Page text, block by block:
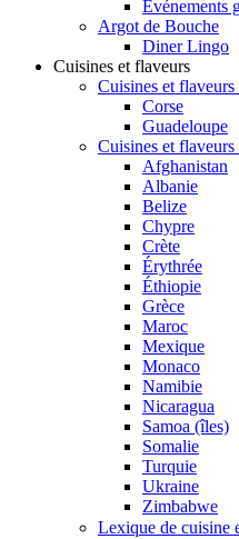
Evénements
Argot de Bouche
Diner Lingo
Cuisines et flaveurs
Cuisines et flaveurs
Corse
Guadeloupe
Cuisines et
Afghanistan
Albanie
Belize
Chypre
Crète
Érythrée
Éthiopie
Grèce
Maroc
Mexique
Monaco
Namibie
Nicaragua
Samoa (îles)
Somalie
Turquie
Ukraine
Zimbabwe
Lexique de cuisine